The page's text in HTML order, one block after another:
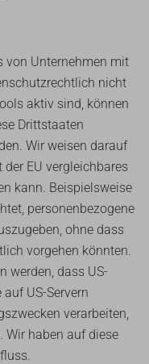
von Unternehmen mit
nicht
aktiv sind, können
Drittstaaten
Wir weisen darauf
EU vergleichbares
kann. Beispielsweise
personenbezogene
ohne dass
vorgehen könnten.
werden, dass US-
US-Servern
verarbeiten,
Wir haben auf diese